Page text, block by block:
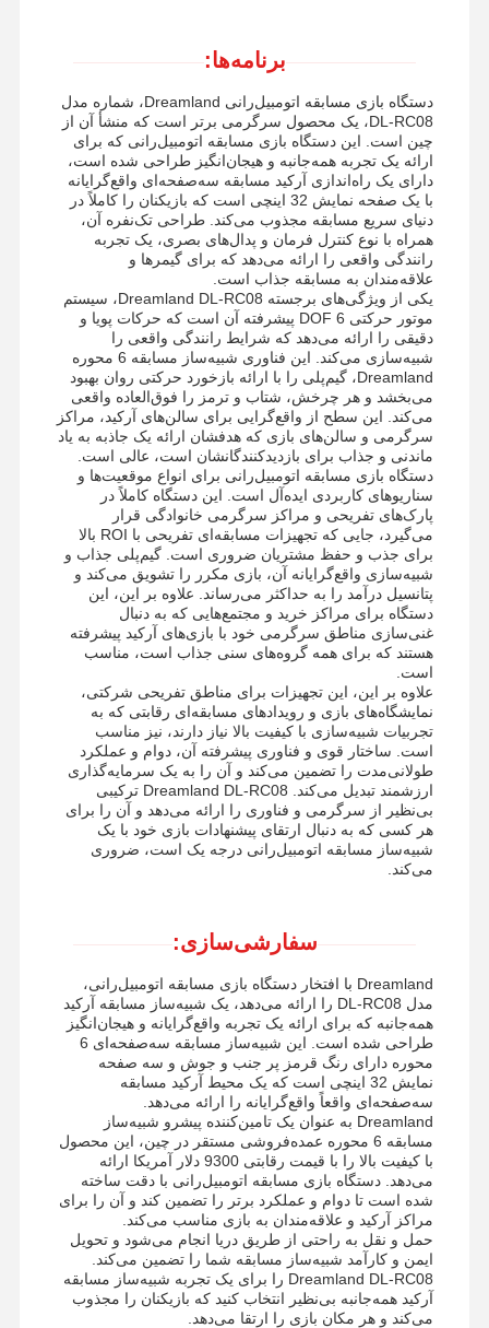
برنامه‌ها:
دستگاه بازی مسابقه اتومبیل‌رانی Dreamland، شماره مدل
DL-RC08، یک محصول سرگرمی برتر است که منشأ آن از
چین است. این دستگاه بازی مسابقه اتومبیل‌رانی که برای
ارائه یک تجربه همه‌جانبه و هیجان‌انگیز طراحی شده است،
دارای یک راه‌اندازی آرکید مسابقه سه‌صفحه‌ای واقع‌گرایانه
با یک صفحه نمایش 32 اینچی است که بازیکنان را کاملاً در
دنیای سریع مسابقه مجذوب می‌کند. طراحی تک‌نفره آن،
همراه با نوع کنترل فرمان و پدال‌های بصری، یک تجربه
رانندگی واقعی را ارائه می‌دهد که برای گیمرها و
علاقه‌مندان به مسابقه جذاب است.
یکی از ویژگی‌های برجسته Dreamland DL-RC08، سیستم
موتور حرکتی 6 DOF پیشرفته آن است که حرکات پویا و
دقیقی را ارائه می‌دهد که شرایط رانندگی واقعی را
شبیه‌سازی می‌کند. این فناوری شبیه‌ساز مسابقه 6 محوره
Dreamland، گیم‌پلی را با ارائه بازخورد حرکتی روان بهبود
می‌بخشد و هر چرخش، شتاب و ترمز را فوق‌العاده واقعی
می‌کند. این سطح از واقع‌گرایی برای سالن‌های آرکید، مراکز
سرگرمی و سالن‌های بازی که هدفشان ارائه یک جاذبه به یاد
ماندنی و جذاب برای بازدیدکنندگانشان است، عالی است.
دستگاه بازی مسابقه اتومبیل‌رانی برای انواع موقعیت‌ها و
سناریوهای کاربردی ایده‌آل است. این دستگاه کاملاً در
پارک‌های تفریحی و مراکز سرگرمی خانوادگی قرار
می‌گیرد، جایی که تجهیزات مسابقه‌ای تفریحی با ROI بالا
برای جذب و حفظ مشتریان ضروری است. گیم‌پلی جذاب و
شبیه‌سازی واقع‌گرایانه آن، بازی مکرر را تشویق می‌کند و
پتانسیل درآمد را به حداکثر می‌رساند. علاوه بر این، این
دستگاه برای مراکز خرید و مجتمع‌هایی که به دنبال
غنی‌سازی مناطق سرگرمی خود با بازی‌های آرکید پیشرفته
هستند که برای همه گروه‌های سنی جذاب است، مناسب
است.
علاوه بر این، این تجهیزات برای مناطق تفریحی شرکتی،
نمایشگاه‌های بازی و رویدادهای مسابقه‌ای رقابتی که به
تجربیات شبیه‌سازی با کیفیت بالا نیاز دارند، نیز مناسب
است. ساختار قوی و فناوری پیشرفته آن، دوام و عملکرد
طولانی‌مدت را تضمین می‌کند و آن را به یک سرمایه‌گذاری
ارزشمند تبدیل می‌کند. Dreamland DL-RC08 ترکیبی
بی‌نظیر از سرگرمی و فناوری را ارائه می‌دهد و آن را برای
هر کسی که به دنبال ارتقای پیشنهادات بازی خود با یک
شبیه‌ساز مسابقه اتومبیل‌رانی درجه یک است، ضروری
می‌کند.
سفارشی‌سازی:
Dreamland با افتخار دستگاه بازی مسابقه اتومبیل‌رانی،
مدل DL-RC08 را ارائه می‌دهد، یک شبیه‌ساز مسابقه آرکید
همه‌جانبه که برای ارائه یک تجربه واقع‌گرایانه و هیجان‌انگیز
طراحی شده است. این شبیه‌ساز مسابقه سه‌صفحه‌ای 6
محوره دارای رنگ قرمز پر جنب و جوش و سه صفحه
نمایش 32 اینچی است که یک محیط آرکید مسابقه
سه‌صفحه‌ای واقعاً واقع‌گرایانه را ارائه می‌دهد.
Dreamland به عنوان یک تامین‌کننده پیشرو شبیه‌ساز
مسابقه 6 محوره عمده‌فروشی مستقر در چین، این محصول
با کیفیت بالا را با قیمت رقابتی 9300 دلار آمریکا ارائه
می‌دهد. دستگاه بازی مسابقه اتومبیل‌رانی با دقت ساخته
شده است تا دوام و عملکرد برتر را تضمین کند و آن را برای
مراکز آرکید و علاقه‌مندان به بازی مناسب می‌کند.
حمل و نقل به راحتی از طریق دریا انجام می‌شود و تحویل
ایمن و کارآمد شبیه‌ساز مسابقه شما را تضمین می‌کند.
Dreamland DL-RC08 را برای یک تجربه شبیه‌ساز مسابقه
آرکید همه‌جانبه بی‌نظیر انتخاب کنید که بازیکنان را مجذوب
می‌کند و هر مکان بازی را ارتقا می‌دهد.